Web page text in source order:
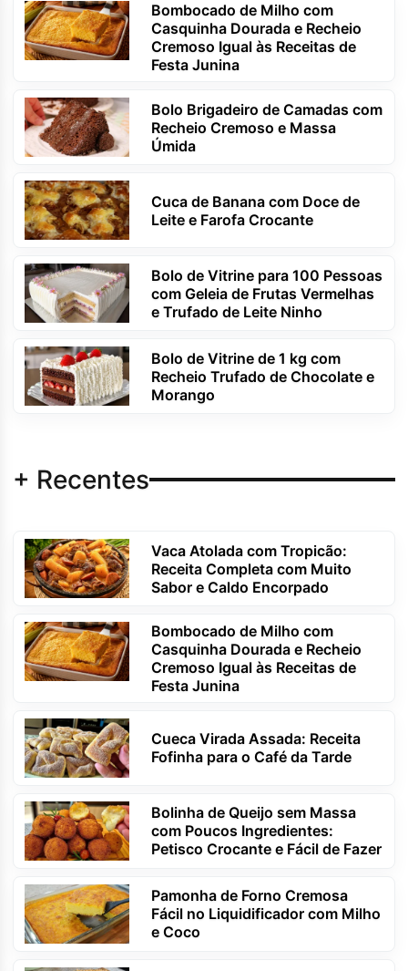
Bombocado de Milho com
Casquinha Dourada e Recheio
Cremoso Igual às Receitas de
Festa Junina
Bolo Brigadeiro de Camadas com
Recheio Cremoso e Massa
Úmida
Cuca de Banana com Doce de
Leite e Farofa Crocante
Bolo de Vitrine para 100 Pessoas
com Geleia de Frutas Vermelhas
e Trufado de Leite Ninho
Bolo de Vitrine de 1 kg com
Recheio Trufado de Chocolate e
Morango
+ Recentes
Vaca Atolada com Tropicão:
Receita Completa com Muito
Sabor e Caldo Encorpado
Bombocado de Milho com
Casquinha Dourada e Recheio
Cremoso Igual às Receitas de
Festa Junina
Cueca Virada Assada: Receita
Fofinha para o Café da Tarde
Bolinha de Queijo sem Massa
com Poucos Ingredientes:
Petisco Crocante e Fácil de Fazer
Pamonha de Forno Cremosa
Fácil no Liquidificador com Milho
e Coco